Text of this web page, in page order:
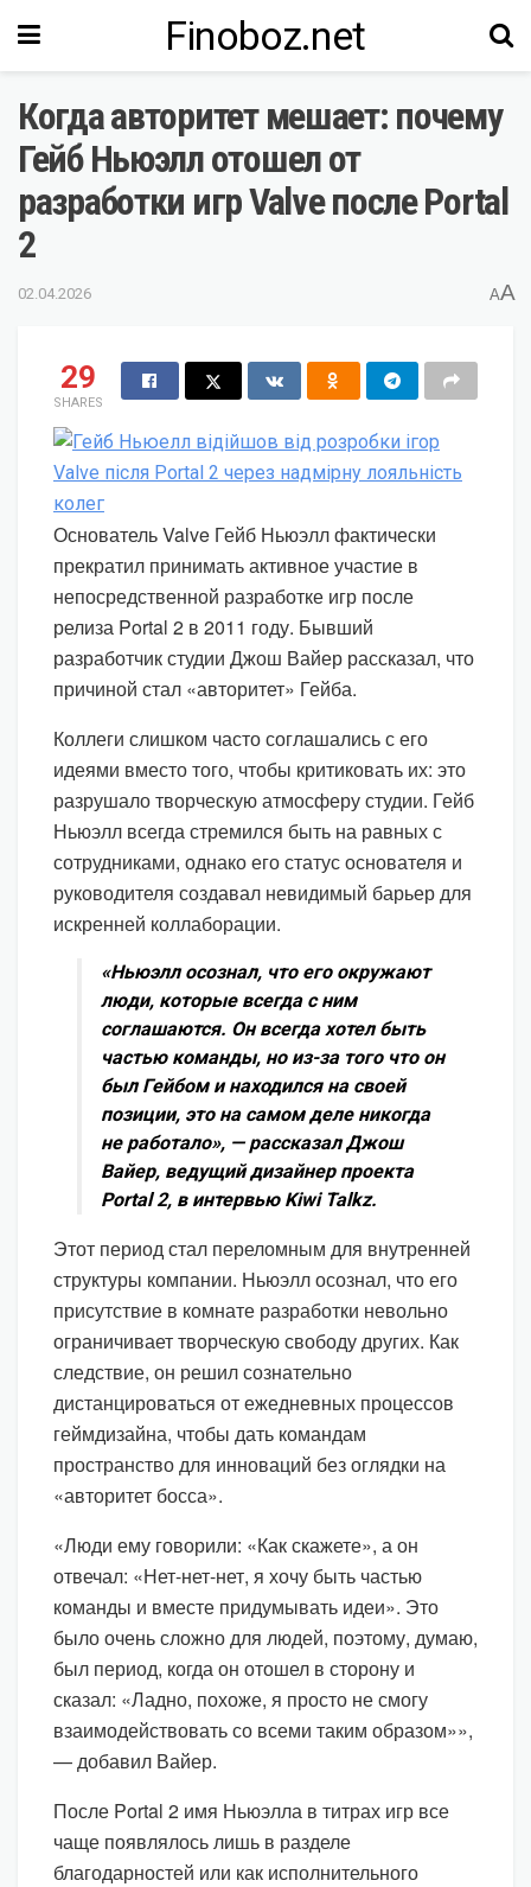
Finoboz.net
Когда авторитет мешает: почему
Гейб Ньюэлл отошел от
разработки игр Valve после Portal
2
02.04.2026 AA
29
SHARES
Основатель Valve Гейб Ньюэлл фактически
прекратил принимать активное участие в
непосредственной разработке игр после
релиза Portal 2 в 2011 году. Бывший
разработчик студии Джош Вайер рассказал, что
причиной стал «авторитет» Гейба.
Коллеги слишком часто соглашались с его
идеями вместо того, чтобы критиковать их: это
разрушало творческую атмосферу студии. Гейб
Ньюэлл всегда стремился быть на равных с
сотрудниками, однако его статус основателя и
руководителя создавал невидимый барьер для
искренней коллаборации.
«Ньюэлл осознал, что его окружают
люди, которые всегда с ним
соглашаются. Он всегда хотел быть
частью команды, но из-за того что он
был Гейбом и находился на своей
позиции, это на самом деле никогда
не работало», — рассказал Джош
Вайер, ведущий дизайнер проекта
Portal 2, в интервью Kiwi Talkz.
Этот период стал переломным для внутренней
структуры компании. Ньюэлл осознал, что его
присутствие в комнате разработки невольно
ограничивает творческую свободу других. Как
следствие, он решил сознательно
дистанцироваться от ежедневных процессов
геймдизайна, чтобы дать командам
пространство для инноваций без оглядки на
«авторитет босса».
«Люди ему говорили: «Как скажете», а он
отвечал: «Нет-нет-нет, я хочу быть частью
команды и вместе придумывать идеи». Это
было очень сложно для людей, поэтому, думаю,
был период, когда он отошел в сторону и
сказал: «Ладно, похоже, я просто не смогу
взаимодействовать со всеми таким образом»»,
— добавил Вайер.
После Portal 2 имя Ньюэлла в титрах игр все
чаще появлялось лишь в разделе
благодарностей или как исполнительного